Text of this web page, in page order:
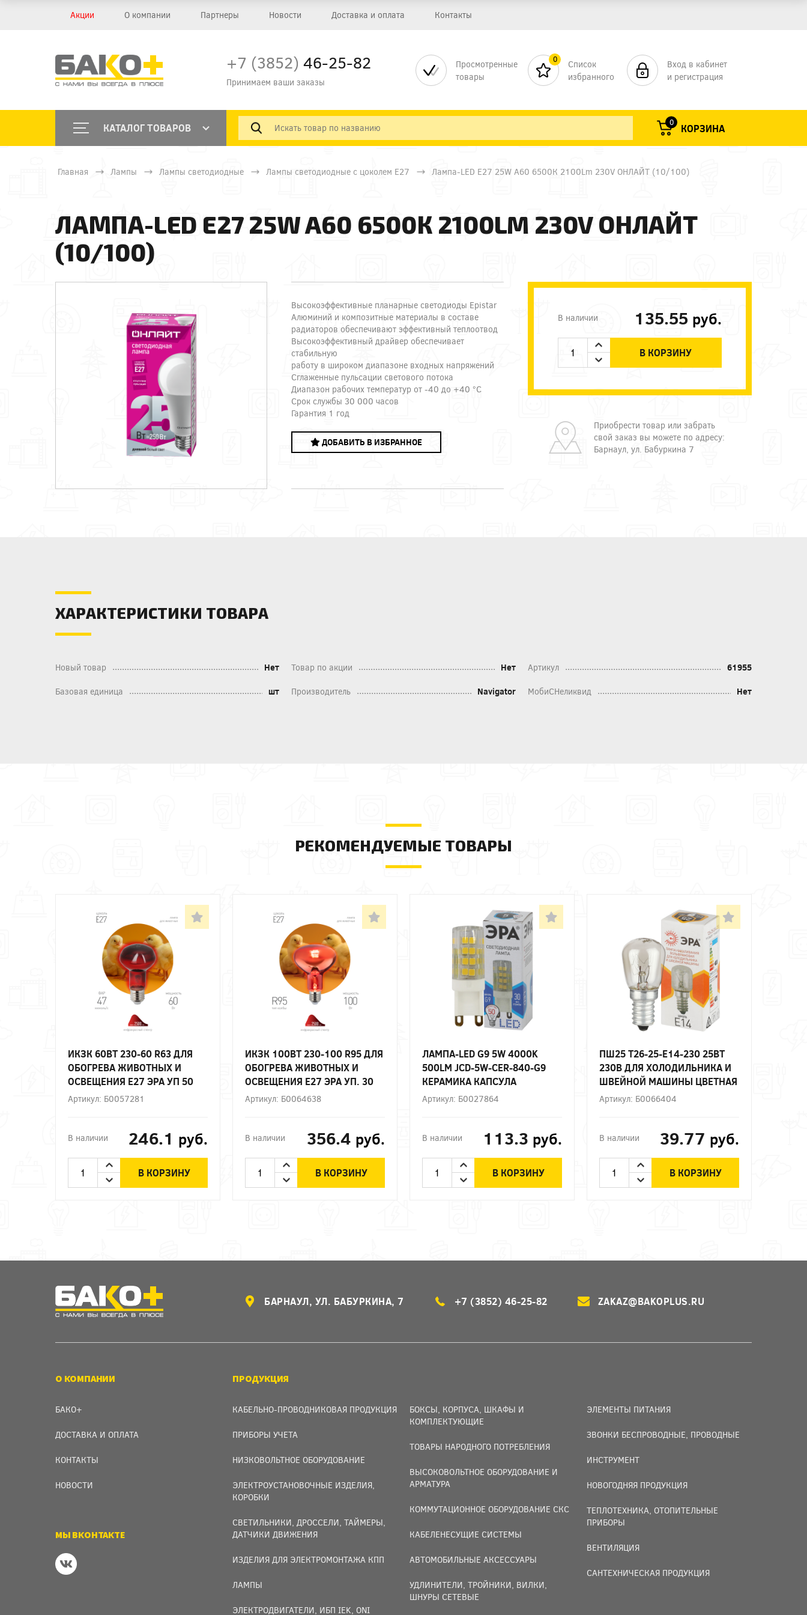
Акции О компании Партнеры Новости Доставка и оплата Контакты
+7 (3852) 46-25-82
Принимаем ваши заказы
Просмотренные
товары
0
Список
избранного
Вход в кабинет
и регистрация
КАТАЛОГ ТОВАРОВ 0 КОРЗИНА
Главная Лампы Лампы светодиодные Лампы светодиодные с цоколем Е27 Лампа-LED E27 25W A60 6500К 2100Lm 230V ОНЛАЙТ (10/100)
ЛАМПА-LED E27 25W A60 6500К 2100LM 230V ОНЛАЙТ
(10/100)
Высокоэффективные планарные светодиоды Epistar
Алюминий и композитные материалы в составе
радиаторов обеспечивают эффективный теплоотвод
Высокоэффективный драйвер обеспечивает
стабильную
работу в широком диапазоне входных напряжений
Сглаженные пульсации светового потока
Диапазон рабочих температур от -40 до +40 °С
Срок службы 30 000 часов
Гарантия 1 год
ДОБАВИТЬ В ИЗБРАННОЕ
В наличии 135.55 руб.
В КОРЗИНУ
Приобрести товар или забрать
свой заказ вы можете по адресу:
Барнаул, ул. Бабуркина 7
ХАРАКТЕРИСТИКИ ТОВАРА
Новый товар Нет Товар по акции Нет Артикул 61955
Базовая единица шт Производитель Navigator МобиСНеликвид Нет
РЕКОМЕНДУЕМЫЕ ТОВАРЫ
ИКЗК 60ВТ 230-60 R63 ДЛЯ
ОБОГРЕВА ЖИВОТНЫХ И
ОСВЕЩЕНИЯ Е27 ЭРА УП 50
Артикул: Б0057281
В наличии 246.1 руб.
В КОРЗИНУ
ИКЗК 100ВТ 230-100 R95 ДЛЯ
ОБОГРЕВА ЖИВОТНЫХ И
ОСВЕЩЕНИЯ Е27 ЭРА УП. 30
Артикул: Б0064638
В наличии 356.4 руб.
В КОРЗИНУ
ЛАМПА-LED G9 5W 4000K
500LM JCD-5W-CER-840-G9
КЕРАМИКА КАПСУЛА
НЕЙТРАЛЬНЫЙ БЕЛЫЙ СВЕТ
Артикул: Б0027864
В наличии 113.3 руб.
В КОРЗИНУ
ПШ25 T26-25-E14-230 25ВТ
230В ДЛЯ ХОЛОДИЛЬНИКА И
ШВЕЙНОЙ МАШИНЫ ЦВЕТНАЯ
КОРОБКА Е14 ЭРА
Артикул: Б0066404
В наличии 39.77 руб.
В КОРЗИНУ
БАРНАУЛ, УЛ. БАБУРКИНА, 7 +7 (3852) 46-25-82 ZAKAZ@BAKOPLUS.RU
О КОМПАНИИ
БАКО+
ДОСТАВКА И ОПЛАТА
КОНТАКТЫ
НОВОСТИ
МЫ ВКОНТАКТЕ
ПРОДУКЦИЯ
КАБЕЛЬНО-ПРОВОДНИКОВАЯ ПРОДУКЦИЯ
ПРИБОРЫ УЧЕТА
НИЗКОВОЛЬТНОЕ ОБОРУДОВАНИЕ
ЭЛЕКТРОУСТАНОВОЧНЫЕ ИЗДЕЛИЯ,
КОРОБКИ
СВЕТИЛЬНИКИ, ДРОССЕЛИ, ТАЙМЕРЫ,
ДАТЧИКИ ДВИЖЕНИЯ
ИЗДЕЛИЯ ДЛЯ ЭЛЕКТРОМОНТАЖА КПП
ЛАМПЫ
ЭЛЕКТРОДВИГАТЕЛИ, ИБП IEK, ONI
БОКСЫ, КОРПУСА, ШКАФЫ И
КОМПЛЕКТУЮЩИЕ
ТОВАРЫ НАРОДНОГО ПОТРЕБЛЕНИЯ
ВЫСОКОВОЛЬТНОЕ ОБОРУДОВАНИЕ И
АРМАТУРА
КОММУТАЦИОННОЕ ОБОРУДОВАНИЕ СКС
КАБЕЛЕНЕСУЩИЕ СИСТЕМЫ
АВТОМОБИЛЬНЫЕ АКСЕССУАРЫ
УДЛИНИТЕЛИ, ТРОЙНИКИ, ВИЛКИ,
ШНУРЫ СЕТЕВЫЕ
ЭЛЕМЕНТЫ ПИТАНИЯ
ЗВОНКИ БЕСПРОВОДНЫЕ, ПРОВОДНЫЕ
ИНСТРУМЕНТ
НОВОГОДНЯЯ ПРОДУКЦИЯ
ТЕПЛОТЕХНИКА, ОТОПИТЕЛЬНЫЕ
ПРИБОРЫ
ВЕНТИЛЯЦИЯ
САНТЕХНИЧЕСКАЯ ПРОДУКЦИЯ